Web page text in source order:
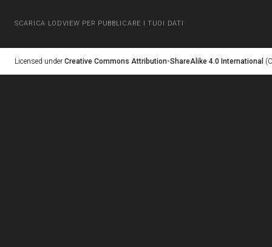
SCARICA LODVIEW PER PUBBLICARE I TUOI DATI
Licensed under Creative Commons Attribution-ShareAlike 4.0 International